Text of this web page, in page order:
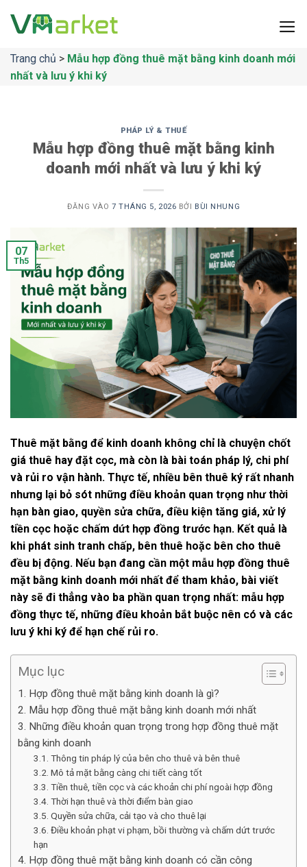
qua
dungTrang chủ > Mẫu hợp đồng thuê mặt bằng kinh doanh mới
nhất và lưu ý khi ký
PHÁP LÝ & THUẾ
Mẫu hợp đồng thuê mặt bằng kinh
doanh mới nhất và lưu ý khi ký
ĐĂNG VÀO 7 THÁNG 5, 2026 BỞI BÙI NHUNG
07
Th5
Thuê mặt bằng để kinh doanh không chỉ là chuyện chốt
giá thuê hay đặt cọc, mà còn là bài toán pháp lý, chi phí
và rủi ro vận hành. Thực tế, nhiều bên thuê ký rất nhanh
nhưng lại bỏ sót những điều khoản quan trọng như thời
hạn bàn giao, quyền sửa chữa, điều kiện tăng giá, xử lý
tiền cọc hoặc chấm dứt hợp đồng trước hạn. Kết quả là
khi phát sinh tranh chấp, bên thuê hoặc bên cho thuê
đều bị động. Nếu bạn đang cần một mẫu hợp đồng thuê
mặt bằng kinh doanh mới nhất để tham khảo, bài viết
này sẽ đi thẳng vào ba phần quan trọng nhất: mẫu hợp
đồng thực tế, những điều khoản bắt buộc nên có và các
lưu ý khi ký để hạn chế rủi ro.
Mục lục
1. Hợp đồng thuê mặt bằng kinh doanh là gì?
2. Mẫu hợp đồng thuê mặt bằng kinh doanh mới nhất
3. Những điều khoản quan trọng trong hợp đồng thuê mặt
bằng kinh doanh
3.1. Thông tin pháp lý của bên cho thuê và bên thuê
3.2. Mô tả mặt bằng càng chi tiết càng tốt
3.3. Tiền thuê, tiền cọc và các khoản chi phí ngoài hợp đồng
3.4. Thời hạn thuê và thời điểm bàn giao
3.5. Quyền sửa chữa, cải tạo và cho thuê lại
3.6. Điều khoản phạt vi phạm, bồi thường và chấm dứt trước
hạn
4. Hợp đồng thuê mặt bằng kinh doanh có cần công